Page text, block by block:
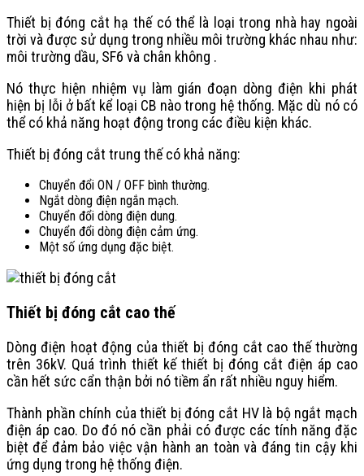
Thiết bị đóng cắt hạ thế có thể là loại trong nhà hay ngoài
trời và được sử dụng trong nhiều môi trường khác nhau như:
môi trường dầu, SF6 và chân không .
Nó thực hiện nhiệm vụ làm gián đoạn dòng điện khi phát
hiện bị lỗi ở bất kể loại CB nào trong hệ thống. Mặc dù nó có
thể có khả năng hoạt động trong các điều kiện khác.
Thiết bị đóng cắt trung thế có khả năng:
Chuyển đổi ON / OFF bình thường.
Ngắt dòng điện ngắn mạch.
Chuyển đổi dòng điện dung.
Chuyển đổi dòng điện cảm ứng.
Một số ứng dụng đặc biệt.
Thiết bị đóng cắt cao thế
Dòng điện hoạt động của thiết bị đóng cắt cao thế thường
trên 36kV. Quá trình thiết kế thiết bị đóng cắt điện áp cao
cần hết sức cẩn thận bởi nó tiềm ẩn rất nhiều nguy hiểm.
Thành phần chính của thiết bị đóng cắt HV là bộ ngắt mạch
điện áp cao. Do đó nó cần phải có được các tính năng đặc
biệt để đảm bảo việc vận hành an toàn và đáng tin cậy khi
ứng dụng trong hệ thống điện.